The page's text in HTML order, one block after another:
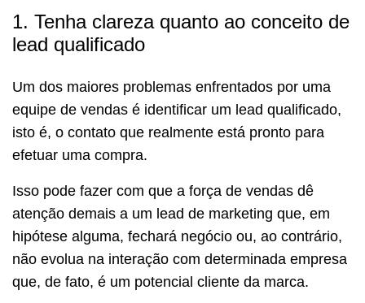
1. Tenha clareza quanto ao conceito de
lead qualificado
Um dos maiores problemas enfrentados por uma
equipe de vendas é identificar um lead qualificado,
isto é, o contato que realmente está pronto para
efetuar uma compra.
Isso pode fazer com que a força de vendas dê
atenção demais a um lead de marketing que, em
hipótese alguma, fechará negócio ou, ao contrário,
não evolua na interação com determinada empresa
que, de fato, é um potencial cliente da marca.